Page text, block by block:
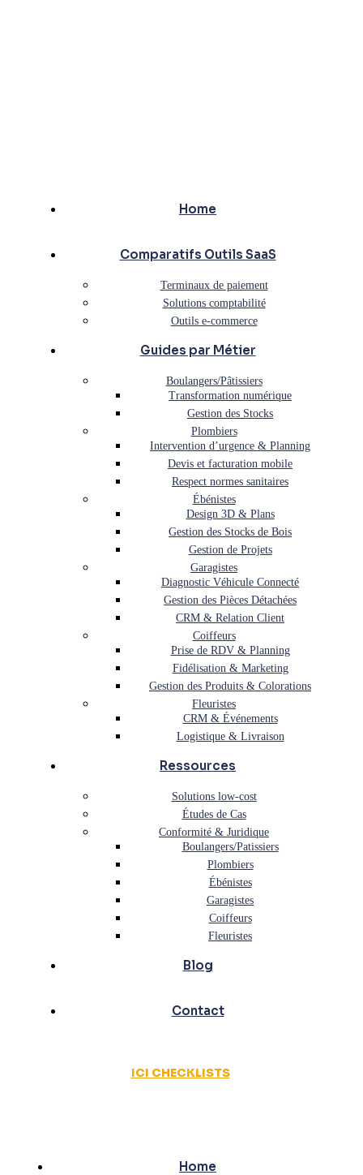
Home
Comparatifs Outils SaaS
Terminaux de paiement
Solutions comptabilité
Outils e-commerce
Guides par Métier
Boulangers/Pâtissiers
Transformation numérique
Gestion des Stocks
Plombiers
Intervention d’urgence & Planning
Devis et facturation mobile
Respect normes sanitaires
Ébénistes
Design 3D & Plans
Gestion des Stocks de Bois
Gestion de Projets
Garagistes
Diagnostic Véhicule Connecté
Gestion des Pièces Détachées
CRM & Relation Client
Coiffeurs
Prise de RDV & Planning
Fidélisation & Marketing
Gestion des Produits & Colorations
Fleuristes
CRM & Événements
Logistique & Livraison
Ressources
Solutions low-cost
Études de Cas
Conformité & Juridique
Boulangers/Patissiers
Plombiers
Ébénistes
Garagistes
Coiffeurs
Fleuristes
Blog
Contact
ICI CHECKLISTS
Home